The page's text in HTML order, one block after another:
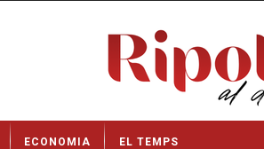
ECONOMIA EL TEMPS